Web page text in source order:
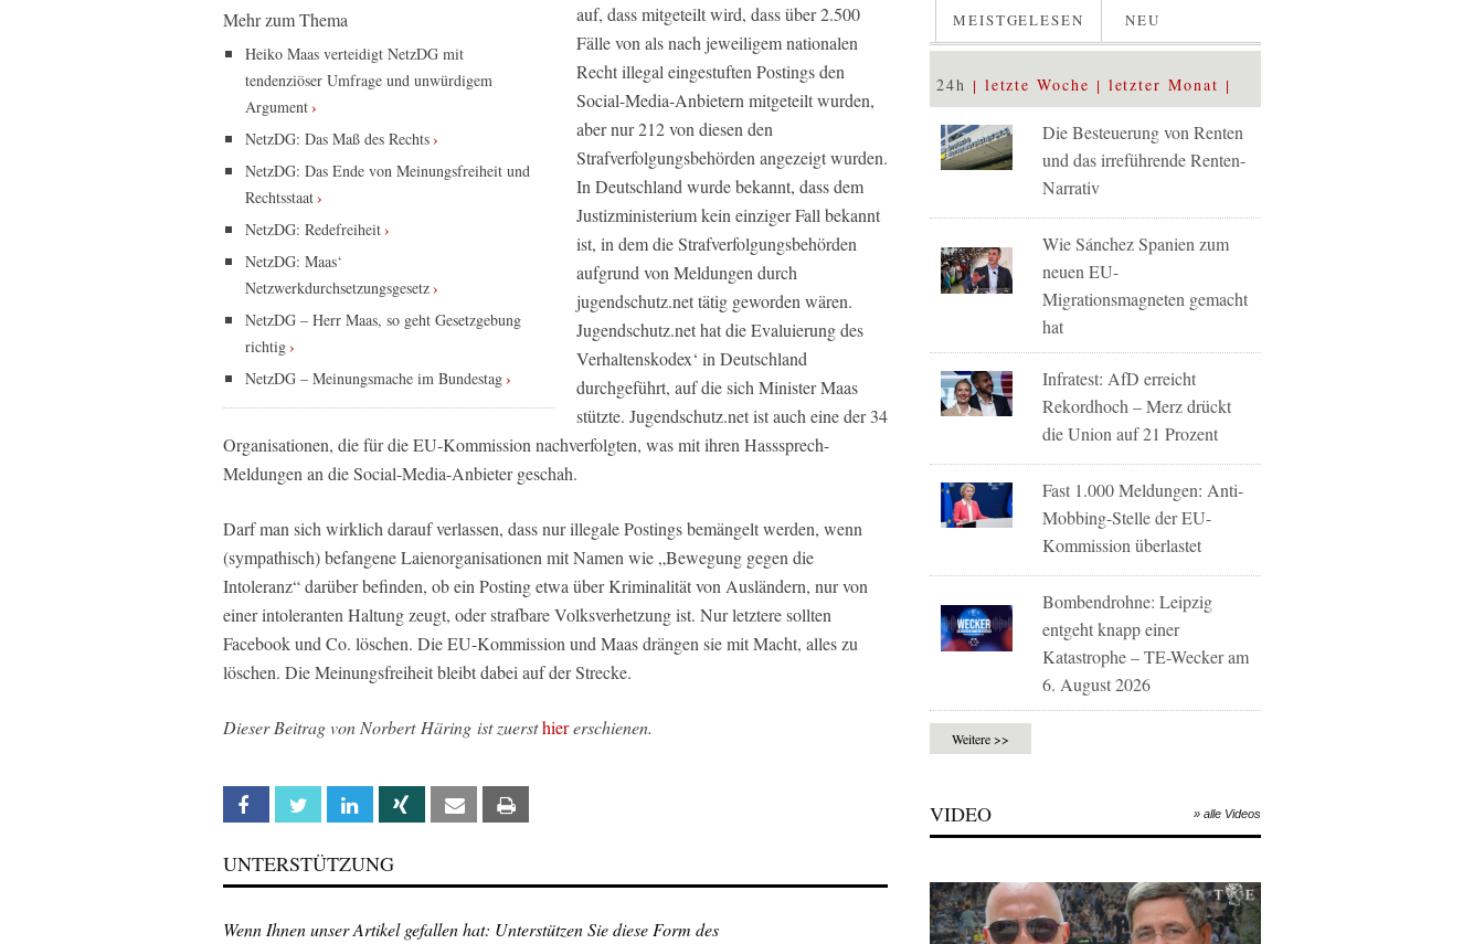
Mehr zum Thema
Heiko Maas verteidigt NetzDG mit
tendenziöser Umfrage und unwürdigem
Argument
NetzDG: Das Maß des Rechts
NetzDG: Das Ende von Meinungsfreiheit und
Rechtsstaat
NetzDG: Redefreiheit
NetzDG: Maas‘
Netzwerkdurchsetzungsgesetz
NetzDG – Herr Maas, so geht Gesetzgebung
richtig
NetzDG – Meinungsmache im Bundestag
auf, dass mitgeteilt wird, dass über 2.500
Fälle von als nach jeweiligem nationalen
Recht illegal eingestuften Postings den
Social-Media-Anbietern mitgeteilt wurden,
aber nur 212 von diesen den
Strafverfolgungsbehörden angezeigt wurden.
In Deutschland wurde bekannt, dass dem
Justizministerium kein einziger Fall bekannt
ist, in dem die Strafverfolgungsbehörden
aufgrund von Meldungen durch
jugendschutz.net tätig geworden wären.
Jugendschutz.net hat die Evaluierung des
Verhaltenskodex‘ in Deutschland
durchgeführt, auf die sich Minister Maas
stützte. Jugendschutz.net ist auch eine der 34
Organisationen, die für die EU-Kommission nachverfolgten, was mit ihren Hasssprech-
Meldungen an die Social-Media-Anbieter geschah.
Darf man sich wirklich darauf verlassen, dass nur illegale Postings bemängelt werden, wenn
(sympathisch) befangene Laienorganisationen mit Namen wie „Bewegung gegen die
Intoleranz“ darüber befinden, ob ein Posting etwa über Kriminalität von Ausländern, nur von
einer intoleranten Haltung zeugt, oder strafbare Volksverhetzung ist. Nur letztere sollten
Facebook und Co. löschen. Die EU-Kommission und Maas drängen sie mit Macht, alles zu
löschen. Die Meinungsfreiheit bleibt dabei auf der Strecke.
Dieser Beitrag von Norbert Häring ist zuersthiererschienen.
Facebook Twitter Linkedin Xing Email
UNTERSTÜTZUNG
Wenn Ihnen unser Artikel gefallen hat: Unterstützen Sie diese Form des
MEISTGELESEN NEU
24h letzte Woche letzter Monat
Die Besteuerung von Renten
und das irreführende Renten-
Narrativ
Wie Sánchez Spanien zum
neuen EU-
Migrationsmagneten gemacht
hat
Infratest: AfD erreicht
Rekordhoch – Merz drückt
die Union auf 21 Prozent
Fast 1.000 Meldungen: Anti-
Mobbing-Stelle der EU-
Kommission überlastet
Bombendrohne: Leipzig
entgeht knapp einer
Katastrophe – TE-Wecker am
6. August 2026
Weitere >>
VIDEO » alle Videos